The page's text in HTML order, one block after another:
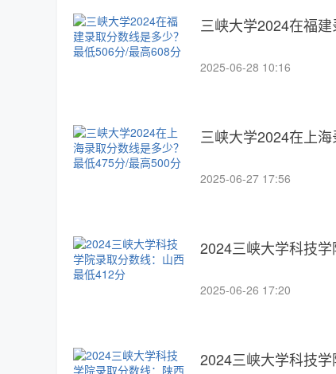
三峡大学2024在福
2025-06-28 10:16
三峡大学2024在上
2025-06-27 17:56
2024三峡大学科技
2025-06-26 17:20
2024三峡大学科技